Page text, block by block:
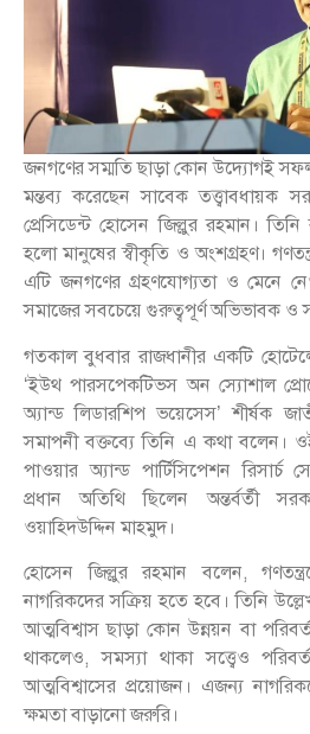
জনগণের সম্মতি ছাড়া কোন উদ্যোগই
মন্তব্য করেছেন সাবেক তত্ত্বাবধায়ক
প্রেসিডেন্ট হোসেন জিল্লুর রহমান।
হলো মানুষের স্বীকৃতি ও অংশগ্রহণ।
এটি জনগণের গ্রহণযোগ্যতা ও মেনে
সমাজের সবচেয়ে গুরুত্বপূর্ণ অভিভাবক ও
গতকাল বুধবার রাজধানীর একটি
‘ইউথ পারসপেকটিভস অন স্যোশাল
অ্যান্ড লিডারশিপ ভয়েসেস’ শীর্ষক
সমাপনী বক্তব্যে তিনি এ কথা
পাওয়ার অ্যান্ড পার্টিসিপেশন রিসার্চ
প্রধান অতিথি ছিলেন অন্তর্বর্তী
ওয়াহিদউদ্দিন মাহমুদ।
হোসেন জিল্লুর রহমান বলেন,
নাগরিকদের সক্রিয় হতে হবে। তিনি
আত্মবিশ্বাস ছাড়া কোন উন্নয়ন বা
থাকলেও, সমস্যা থাকা সত্ত্বেও
আত্মবিশ্বাসের প্রয়োজন। এজন্য
ক্ষমতা বাড়ানো জরুরি।